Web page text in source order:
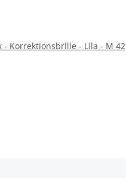
- Korrektionsbrille - Lila - M 42